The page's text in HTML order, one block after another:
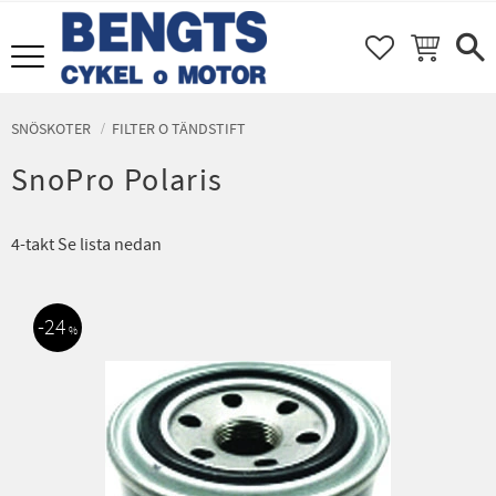
Meny FAVORITER
KUNDVAGN
SNÖSKOTER FILTER O TÄNDSTIFT
SnoPro Polaris
4-takt Se lista nedan
24 %